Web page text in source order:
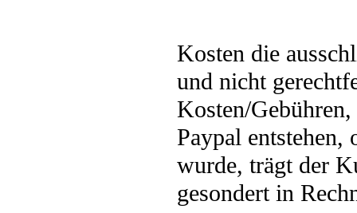
Kosten die
und nicht
Kosten/
Paypal
wurde, trägt der
gesondert in